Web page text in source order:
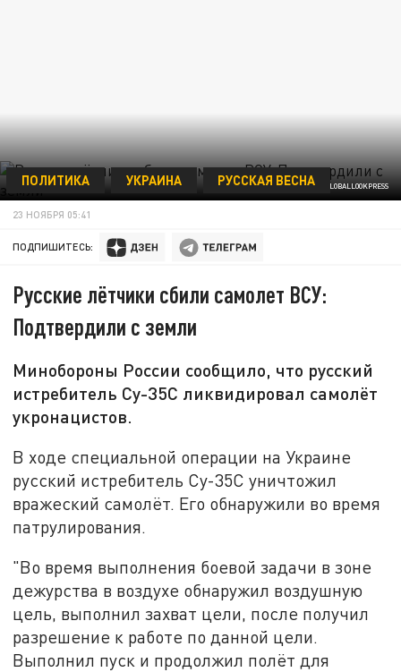
KOMSOMOLSKAYA PRAVDA/GLOBALLOOKPRESS
ПОЛИТИКА УКРАИНА РУССКАЯ ВЕСНА
23 НОЯБРЯ 05:41
ПОДПИШИТЕСЬ:
Русские лётчики сбили самолет ВСУ:
Подтвердили с земли
Минобороны России сообщило, что русский
истребитель Су-35С ликвидировал самолёт
укронацистов.
В ходе специальной операции на Украине
русский истребитель Су-35С уничтожил
вражеский самолёт. Его обнаружили во время
патрулирования.
"Во время выполнения боевой задачи в зоне
дежурства в воздухе обнаружил воздушную
цель, выполнил захват цели, после получил
разрешение к работе по данной цели.
Выполнил пуск и продолжил полёт для